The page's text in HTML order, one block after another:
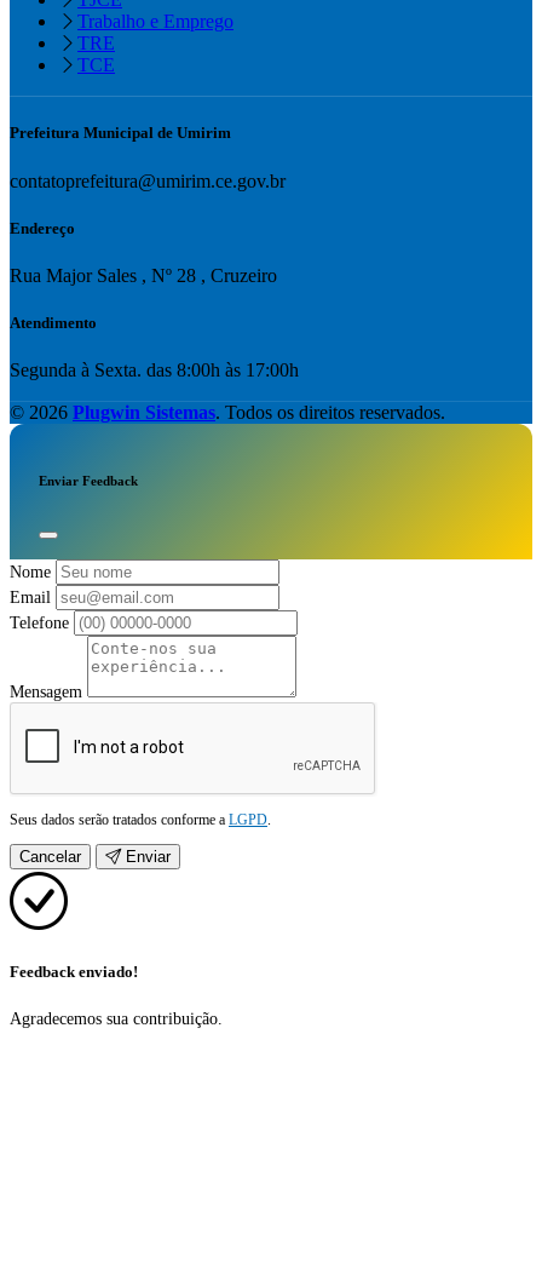
Trabalho e Emprego
TRE
TCE
Prefeitura Municipal de Umirim
contatoprefeitura@umirim.ce.gov.br
Endereço
Rua Major Sales , Nº 28 , Cruzeiro
Atendimento
Segunda à Sexta. das 8:00h às 17:00h
© 2026 Plugwin Sistemas. Todos os direitos reservados.
Enviar Feedback
Nome
Email
Telefone
Mensagem
Seus dados serão tratados conforme a LGPD.
Cancelar Enviar
Feedback enviado!
Agradecemos sua contribuição.